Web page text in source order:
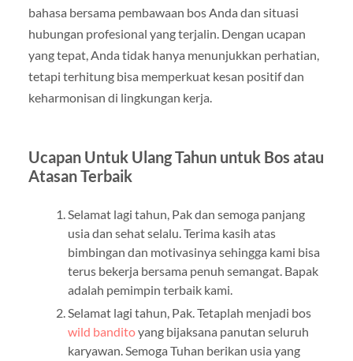
bahasa bersama pembawaan bos Anda dan situasi
hubungan profesional yang terjalin. Dengan ucapan
yang tepat, Anda tidak hanya menunjukkan perhatian,
tetapi terhitung bisa memperkuat kesan positif dan
keharmonisan di lingkungan kerja.
Ucapan Untuk Ulang Tahun untuk Bos atau
Atasan Terbaik
Selamat lagi tahun, Pak dan semoga panjang
usia dan sehat selalu. Terima kasih atas
bimbingan dan motivasinya sehingga kami bisa
terus bekerja bersama penuh semangat. Bapak
adalah pemimpin terbaik kami.
Selamat lagi tahun, Pak. Tetaplah menjadi bos
wild banditoyang bijaksana panutan seluruh
karyawan. Semoga Tuhan berikan usia yang